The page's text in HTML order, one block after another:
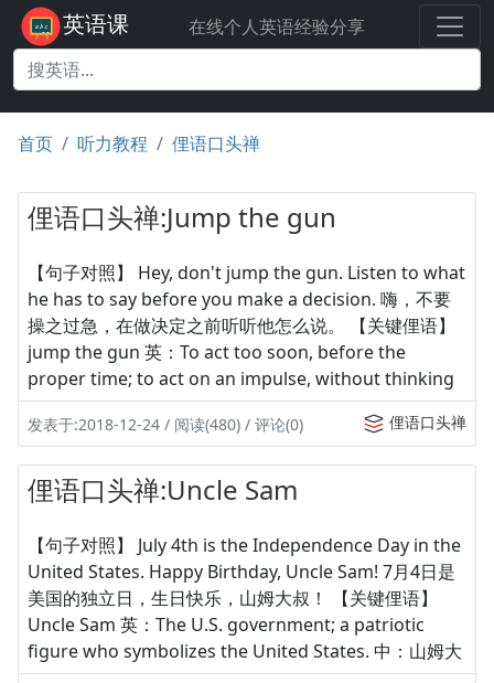
英语课 在线个人英语经验分享
首页 听力教程 俚语口头禅
俚语口头禅:Jump the gun
【句子对照】 Hey, don't jump the gun. Listen to what
he has to say before you make a decision. 嗨，不要
操之过急，在做决定之前听听他怎么说。 【关键俚语】
jump the gun 英：To act too soon, before the
proper time; to act on an impulse, without thinking
发表于:2018-12-24 / 阅读(480) / 评论(0) 俚语口头禅
俚语口头禅:Uncle Sam
【句子对照】 July 4th is the Independence Day in the
United States. Happy Birthday, Uncle Sam! 7月4日是
美国的独立日，生日快乐，山姆大叔！ 【关键俚语】
Uncle Sam 英：The U.S. government; a patriotic
figure who symbolizes the United States. 中：山姆大